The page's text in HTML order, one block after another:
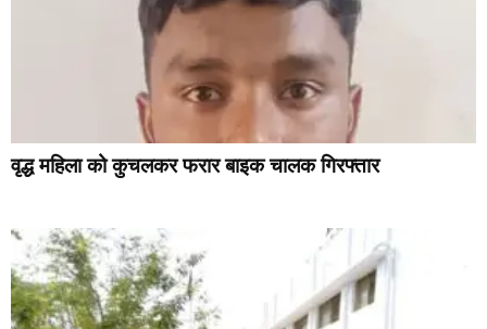
वृद्ध महिला को कुचलकर फरार बाइक चालक गिरफ्तार